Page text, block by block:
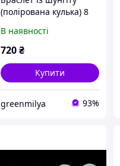
(полірована кулька) 8
В наявності
720₴
Купити
greenmilya 93%